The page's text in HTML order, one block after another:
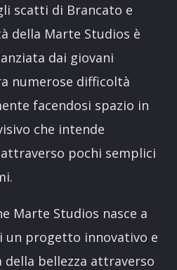
scatti di Brancato e
della Marte Studios è
dai giovani
numerose difficoltà
facendosi spazio in
che intende
pochi semplici
Marte Studios nasce a
un progetto innovativo e
della bellezza attraverso